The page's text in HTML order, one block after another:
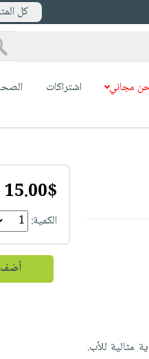
كل
مجاني اشتراكات
مثالية للأب.
15.00$
الكمية: